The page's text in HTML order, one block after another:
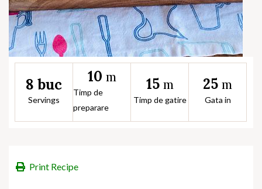
8 buc
Servings
10 m
Timp de
preparare
15 m
Timp de gatire
25 m
Gata in
Print Recipe